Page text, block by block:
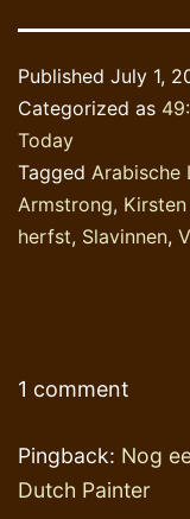
Published July 1,
Categorized as
Today
Tagged Arabische
Armstrong,
herfst, Slavinnen,
1 comment
Pingback: Nog
Dutch Painter